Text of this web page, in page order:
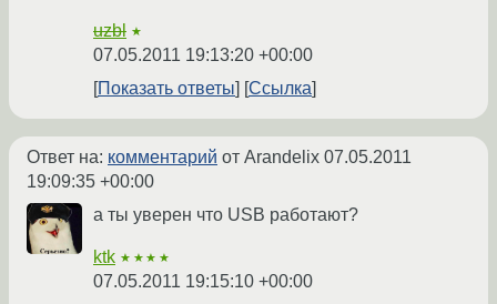
uzbl ★
07.05.2011 19:13:20 +00:00
Показать ответы
Ссылка
Ответ на: комментарий от Arandelix 07.05.2011
19:09:35 +00:00
а ты уверен что USB работают?
ktk ★★★★
07.05.2011 19:15:10 +00:00